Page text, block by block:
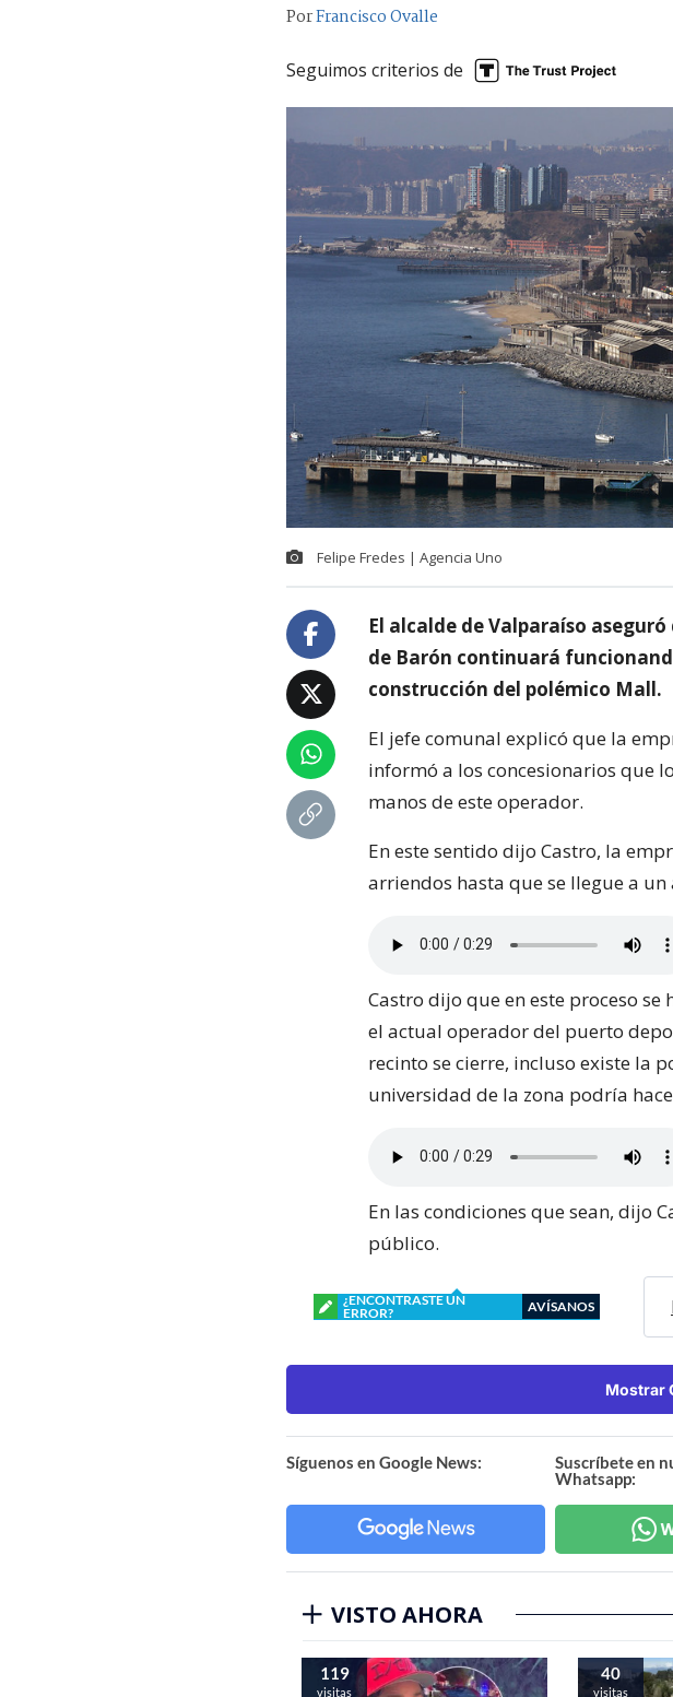
PorFrancisco Ovalle
Seguimos criterios de
Felipe Fredes | Agencia Uno
El alcalde de Valparaíso
de Barón continuará
construcción del polémico Mall.
El jefe comunal explicó que la
informó a los concesionarios que
manos de este operador.
En este sentido dijo Castro, la
arriendos hasta que se llegue a
Castro dijo que en este proceso
el actual operador del puerto
recinto se cierre, incluso existe la
universidad de la zona podría
En las condiciones que sean, dijo
público.
¿ENCONTRASTE UN
ERROR?
AVÍSANOS
Mostrar
Síguenos en Google News:
Suscríbete en
Whatsapp:
VISTO AHORA
119
visitas
40
visitas